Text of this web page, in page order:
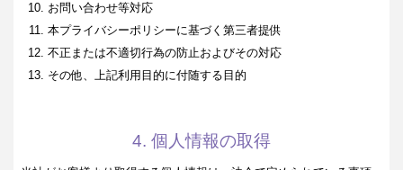
お問い合わせ等対応
本プライバシーポリシーに基づく第三者提供
不正または不適切行為の防止およびその対応
その他、上記利用目的に付随する目的
4. 個人情報の取得